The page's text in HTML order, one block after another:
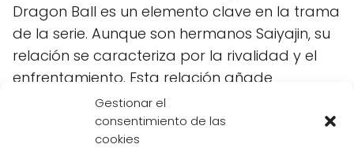
Gestionar el
consentimiento de las
cookies
Dragon Ball es un elemento clave en la trama
de la serie. Aunque son hermanos Saiyajin, su
relación se caracteriza por la rivalidad y el
enfrentamiento. Esta relación añade
profundidad a la historia y genera debates
entre los fanáticos sobre la influencia de la
herencia Saiyajin en los personajes.